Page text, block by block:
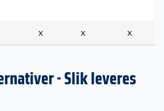
x x x
- Slik leveres